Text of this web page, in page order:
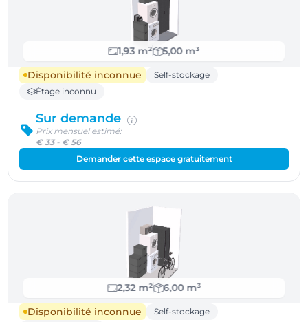
1,93 m²
5,00 m³
Disponibilité inconnue
Self-stockage
Étage inconnu
Sur demande
Prix mensuel estimé:
€ 33- € 56
Demander cette espace gratuitement
2,32 m²
6,00 m³
Disponibilité inconnue
Self-stockage